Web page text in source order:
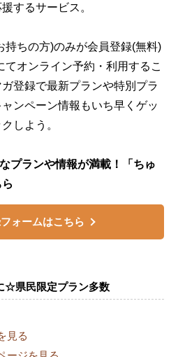
するサービス。
持ちの方)のみが会員登録(無料)
オンライン予約・利用するこ
登録で最新プランや特別プラ
ンペーン情報もいち早くゲッ
しよう。
プランや情報が満載！「ちゅ
ォームはこちら
☆県民限定プラン多数
見る